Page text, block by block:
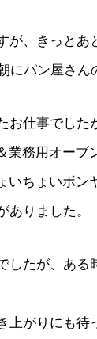
が、きっとあ
パン屋さん
お仕事でし
務用オーブ
いちょいボン
りました。
したが、ある
上がりにも